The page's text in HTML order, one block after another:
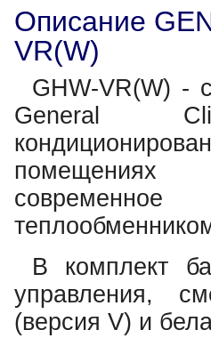
Описание
VR(W)
GHW-VR(W) -
General
помещениях
В комплект
управления,
(версия V) и